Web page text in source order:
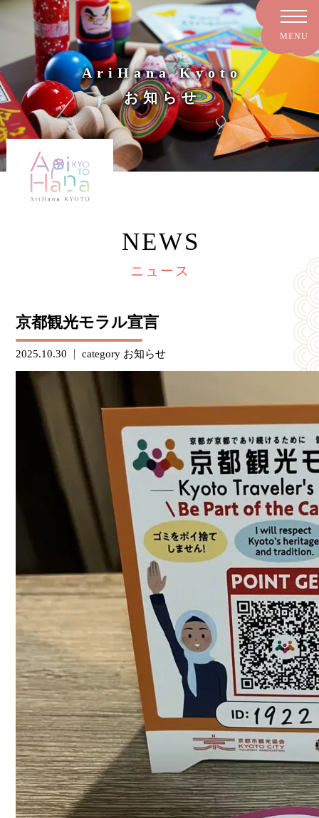
AriHana Kyoto
お知らせ
NEWS
ニュース
京都観光モラル宣言
2025.10.30 category お知らせ